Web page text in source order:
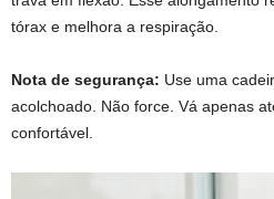
tórax e melhora a respiração.
Nota de segurança: Use uma
acolchoado. Não force. Vá apenas
confortável.